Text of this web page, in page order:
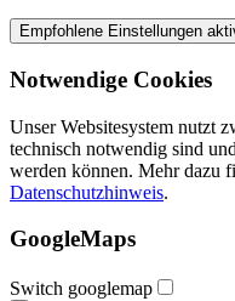
Notwendige Cookies
Unser Websitesystem nutzt
technisch notwendig sind
werden können. Mehr dazu
Datenschutzhinweis.
GoogleMaps
Switch googlemap